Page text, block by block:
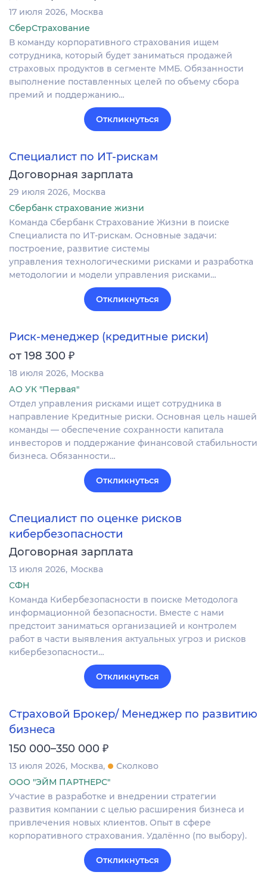
17 июля 2026 Москва
СберСтрахование
В команду корпоративного страхования ищем
сотрудника, который будет заниматься продажей
страховых продуктов в сегменте ММБ. Обязанности
выполнение поставленных целей по объему сбора
премий и поддержанию…
Откликнуться
Специалист по ИТ-рискам
Договорная зарплата
29 июля 2026 Москва
Сбербанк страхование жизни
Команда Сбербанк Страхование Жизни в поиске
Специалиста по ИТ-рискам. Основные задачи:
построение, развитие системы
управления технологическими рисками и разработка
методологии и модели управления рисками…
Откликнуться
Риск-менеджер (кредитные риски)
от 198 300 ₽
18 июля 2026 Москва
АО УК "Первая"
Отдел управления рисками ищет сотрудника в
направление Кредитные риски. Основная цель нашей
команды — обеспечение сохранности капитала
инвесторов и поддержание финансовой стабильности
бизнеса. Обязанности…
Откликнуться
Специалист по оценке рисков
кибербезопасности
Договорная зарплата
13 июля 2026 Москва
СФН
Команда Кибербезопасности в поиске Методолога
информационной безопасности. Вместе с нами
предстоит заниматься организацией и контролем
работ в части выявления актуальных угроз и рисков
кибербезопасности…
Откликнуться
Страховой Брокер/ Менеджер по развитию
бизнеса
150 000–350 000 ₽
13 июля 2026 Москва
Сколково
ООО "ЭЙМ ПАРТНЕРС"
Участие в разработке и внедрении стратегии
развития компании с целью расширения бизнеса и
привлечения новых клиентов. Опыт в сфере
корпоративного страхования. Удалённо (по выбору).
Откликнуться